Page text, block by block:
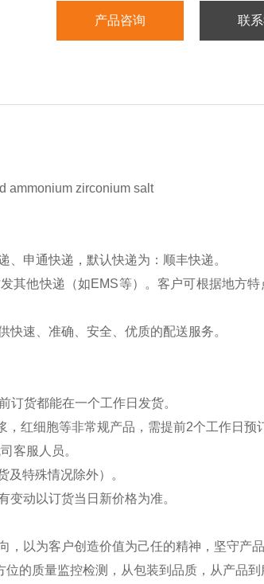
产品咨询 联
ammonium zirconium salt
申通快递，默认快递为：顺丰快递。
其他快递（如EMS等）。客户可根据地方
速、准确、安全、优质的配送服务。
订货都能在一个工作日发货。
红细胞等非常规产品，需提前2个工作日预
客服人员。
特殊情况除外）。
变动以订货当日新价格为准。
以为客户创造价值为己任的精神，坚守产
的质量监控检测，从包装到品质，从产品到